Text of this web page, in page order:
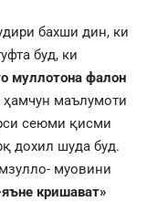
бахши дин, ки
буд, ки
муллотона фалон
маълумоти
сеюми қисми
дохил шуда буд.
муовини
кришават»